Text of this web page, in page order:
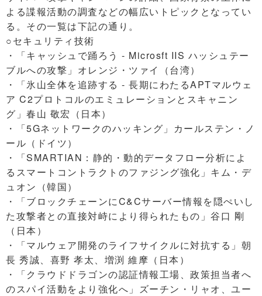
よる諜報活動の調査などの幅広いトピックとなってい
る。その一覧は下記の通り。
○セキュリティ技術
・「キャッシュで踊ろう - Microsft IIS ハッシュテー
ブルへの攻撃」オレンジ・ツァイ（台湾）
・「氷山全体を追跡する - 長期にわたるAPTマルウェ
ア C2プロトコルのエミュレーションとスキャニン
グ」春山 敬宏（日本）
・「5Gネットワークのハッキング」カールステン・ノ
ール（ドイツ）
・「SMARTIAN：静的・動的データフロー分析によ
るスマートコントラクトのファジング強化」キム・デ
ュオン（韓国）
・「ブロックチェーンにC&Cサーバー情報を隠ぺいし
た攻撃者との直接対峙により得られたもの」谷口 剛
（日本）
・「マルウェア開発のライフサイクルに対抗する」朝
長 秀誠、喜野 孝太、増渕 維摩（日本）
・「クラウドドラゴンの認証情報工場、政策担当者へ
のスパイ活動をより強化へ」ズーチン・リャオ、ユー